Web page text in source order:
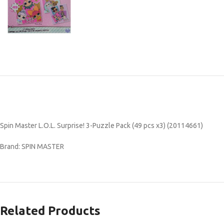
Spin Master L.O.L. Surprise! 3-Puzzle Pack (49 pcs x3) (20114661)
Brand: SPIN MASTER
Related Products